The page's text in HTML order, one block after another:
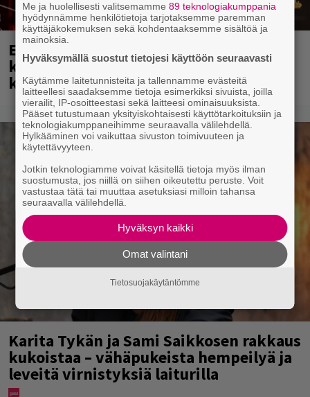
Eppu Normaali soitti viimeisen
keikkansa – nämä kappaleet sillä
kuultiin
Karita Tykän ja Sami Saikkosen rakkaus
kukoistaa – vähäpukeista hempeilyä ja
leveitä virnistyksiä laiturilla
Me ja huolellisesti valitsemamme89 teknologiakumppania
hyödynnämme henkilötietoja tarjotaksemme paremman
käyttäjäkokemuksen sekä kohdentaaksemme sisältöä ja
mainoksia.
Hyväksymällä suostut tietojesi käyttöön seuraavasti
Käytämme laitetunnisteita ja tallennamme evästeitä
laitteellesi saadaksemme tietoja esimerkiksi sivuista, joilla
vierailit, IP-osoitteestasi sekä laitteesi ominaisuuksista.
Pääset tutustumaan yksityiskohtaisesti käyttötarkoituksiin ja
teknologiakumppaneihimme seuraavalla välilehdellä.
Hylkääminen voi vaikuttaa sivuston toimivuuteen ja
käytettävyyteen.
Jotkin teknologiamme voivat käsitellä tietoja myös ilman
suostumusta, jos niillä on siihen oikeutettu peruste. Voit
vastustaa tätä tai muuttaa asetuksiasi milloin tahansa
seuraavalla välilehdellä.
Hyväksyn kaikki
Omat valintani
Tietosuojakäytäntömme